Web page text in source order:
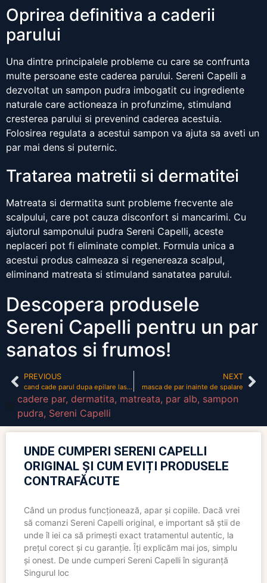
Oprirea definitiva a caderii
parului
Una dintre principalele probleme cu care se confrunta
multe persoane este caderea parului. Sereni Capelli a
dezvoltat un sampon pudra imbogatit cu ingrediente
naturale care actioneaza in profunzime, stimuland
cresterea parului si prevenind caderea acestuia.
Folosirea regulata a acestui sampon va ajuta sa aveti un
par mai dens si puternic.
Tratarea matretii si dermatitei
Matreata si dermatita sunt probleme frecvente ale
scalpului, care pot cauza disconfort si mancarimi. Cu
ajutorul samponului pudra Sereni Capelli, aceste
neplaceri pot fi eliminate complet. Formula unica a
acestui produs calmeaza si regenereaza scalpul,
eliminand matreata si stimuland sanatatea parului.
Descopera produsele
Sereni Capelli pentru un par
sanatos si frumos!
PREVIOUS
cand cade parul dupa epilare laser
NEXT
masca de par inainte de spalare
cadere par, dermatita, matreata, par alb, sampon
pudra, Sereni Capelli
UNDE CUMPERI SERENI CAPELLI
ORIGINAL ȘI CUM EVIȚI PRODUSELE
CONTRAFĂCUTE
Când un produs funcționează, apar și copiile. Dacă vrei
să comanzi Sereni Capelli original, e important să știi de
unde îl iei ca să primești exact tratamentul autentic, la
prețul corect și cu garanție. Îți explicăm mai jos, simplu
și onest. De unde cumperi Sereni Capelli în siguranță
Singurul loc